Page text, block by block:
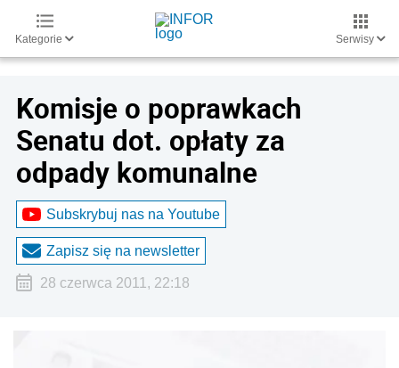
Kategorie Serwisy
Komisje o poprawkach
Senatu dot. opłaty za
odpady komunalne
Subskrybuj nas na Youtube
Zapisz się na newsletter
28 czerwca 2011, 22:18